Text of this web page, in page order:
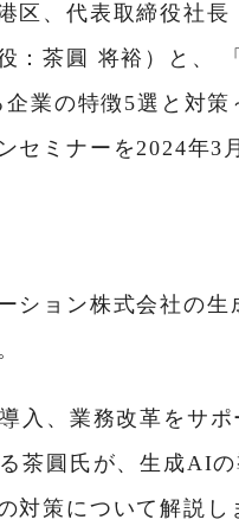
区、代表取締役社
：茶圓 将裕）と、
業の特徴5選と対
セミナーを2024年3
ション株式会社の
入、業務改革をサ
茶圓⽒が、生成AI
対策について解説し